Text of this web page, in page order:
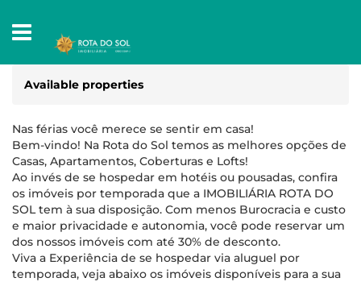
Available properties
Nas férias você merece se sentir em casa!
Bem-vindo! Na Rota do Sol temos as melhores opções de
Casas, Apartamentos, Coberturas e Lofts!
Ao invés de se hospedar em hotéis ou pousadas, confira
os imóveis por temporada que a IMOBILIÁRIA ROTA DO
SOL tem à sua disposição. Com menos Burocracia e custo
e maior privacidade e autonomia, você pode reservar um
dos nossos imóveis com até 30% de desconto.
Viva a Experiência de se hospedar via aluguel por
temporada, veja abaixo os imóveis disponíveis para a sua